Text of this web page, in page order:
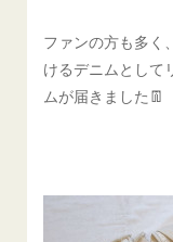
ファンの方も多く
けるデニムとして
ムが届きました👖